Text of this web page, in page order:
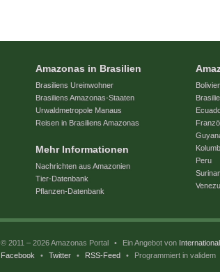
Amazonas in Brasilien
Brasiliens Ureinwohner
Brasiliens Amazonas-Staaten
Urwaldmetropole Manaus
Reisen in Brasiliens Amazonas
Mehr Informationen
Nachrichten aus Amazonien
Tier-Datenbank
Pflanzen-Datenbank
Peru
© 2011 – 2026 Amazonas Portal • Ein Angebot von
Facebook
• Twitter • RSS-Feed • Programmiert in validem